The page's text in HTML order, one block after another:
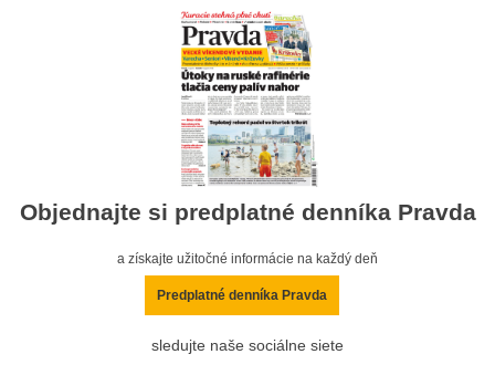
Objednajte si predplatné denníka Pravda
a získajte užitočné informácie na každý deň
Predplatné denníka Pravda
sledujte naše sociálne siete